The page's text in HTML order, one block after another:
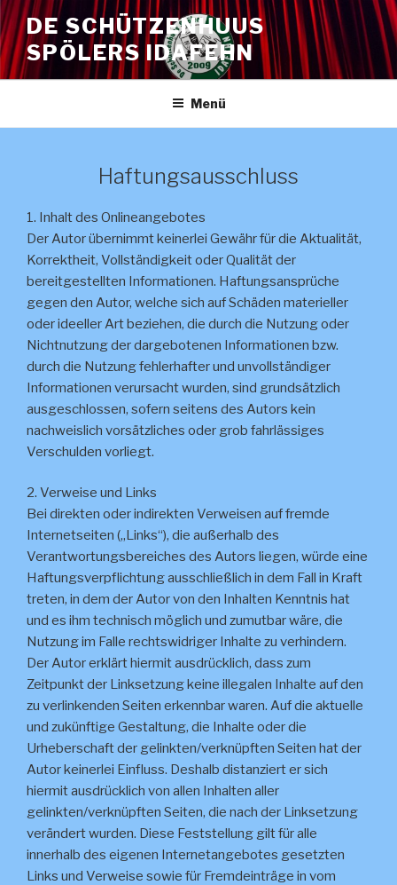
Zum
Inhalt
springen
DE SCHÜTZENHUUS
SPÖLERS IDAFEHN
Menü
Haftungsausschluss
1. Inhalt des Onlineangebotes
Der Autor übernimmt keinerlei Gewähr für die Aktualität,
Korrektheit, Vollständigkeit oder Qualität der
bereitgestellten Informationen. Haftungsansprüche
gegen den Autor, welche sich auf Schäden materieller
oder ideeller Art beziehen, die durch die Nutzung oder
Nichtnutzung der dargebotenen Informationen bzw.
durch die Nutzung fehlerhafter und unvollständiger
Informationen verursacht wurden, sind grundsätzlich
ausgeschlossen, sofern seitens des Autors kein
nachweislich vorsätzliches oder grob fahrlässiges
Verschulden vorliegt.
2. Verweise und Links
Bei direkten oder indirekten Verweisen auf fremde
Internetseiten („Links“), die außerhalb des
Verantwortungsbereiches des Autors liegen, würde eine
Haftungsverpflichtung ausschließlich in dem Fall in Kraft
treten, in dem der Autor von den Inhalten Kenntnis hat
und es ihm technisch möglich und zumutbar wäre, die
Nutzung im Falle rechtswidriger Inhalte zu verhindern.
Der Autor erklärt hiermit ausdrücklich, dass zum
Zeitpunkt der Linksetzung keine illegalen Inhalte auf den
zu verlinkenden Seiten erkennbar waren. Auf die aktuelle
und zukünftige Gestaltung, die Inhalte oder die
Urheberschaft der gelinkten/verknüpften Seiten hat der
Autor keinerlei Einfluss. Deshalb distanziert er sich
hiermit ausdrücklich von allen Inhalten aller
gelinkten/verknüpften Seiten, die nach der Linksetzung
verändert wurden. Diese Feststellung gilt für alle
innerhalb des eigenen Internetangebotes gesetzten
Links und Verweise sowie für Fremdeinträge in vom